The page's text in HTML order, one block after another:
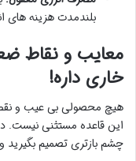
بلندمدت هزینه های
خاری داره!
این قاعده مستثنی نیست.
چشم بازتری تصمیم بگیرید